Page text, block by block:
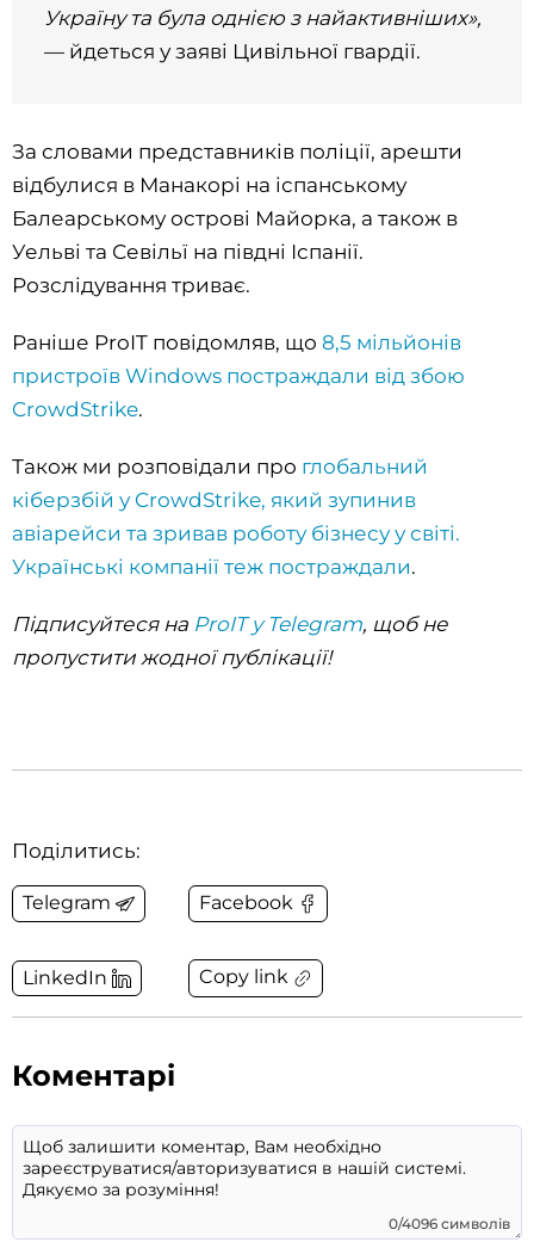
Україну та була однією з найактивніших»,
— йдеться у заяві Цивільної гвардії.
За словами представників поліції, арешти
відбулися в Манакорі на іспанському
Балеарському острові Майорка, а також в
Уельві та Севільї на півдні Іспанії.
Розслідування триває.
Раніше ProIT повідомляв, що 8,5 мільйонів
пристроїв Windows постраждали від збою
CrowdStrike.
Також ми розповідали про глобальний
кіберзбій у CrowdStrike, який зупинив
авіарейси та зривав роботу бізнесу у світі.
Українські компанії теж постраждали.
Підписуйтеся на ProIT у Telegram, щоб не
пропустити жодної публікації!
Поділитись:
Telegram Facebook
LinkedIn Copy link
Коментарі
0/4096 символів